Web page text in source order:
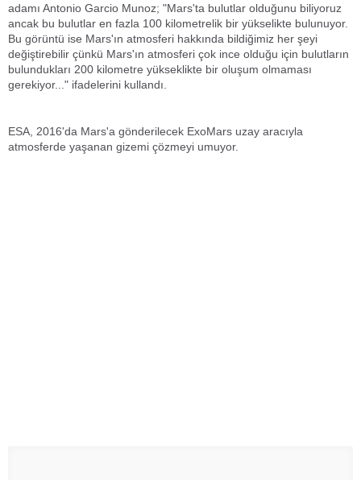
adamı Antonio Garcio Munoz; "Mars'ta bulutlar olduğunu biliyoruz
ancak bu bulutlar en fazla 100 kilometrelik bir yükselikte bulunuyor.
Bu görüntü ise Mars'ın atmosferi hakkında bildiğimiz her şeyi
değiştirebilir çünkü Mars'ın atmosferi çok ince olduğu için bulutların
bulundukları 200 kilometre yükseklikte bir oluşum olmaması
gerekiyor..." ifadelerini kullandı.
ESA, 2016'da Mars'a gönderilecek ExoMars uzay aracıyla
atmosferde yaşanan gizemi çözmeyi umuyor.